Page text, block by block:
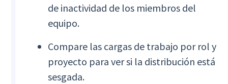
de inactividad de los miembros del
equipo.
Compare las cargas de trabajo por rol y
proyecto para ver si la distribución está
sesgada.